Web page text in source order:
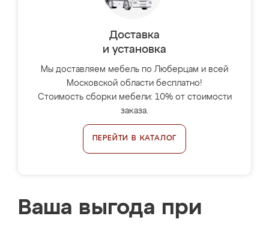
Доставка
и установка
Мы доставляем мебель по Люберцам и всей
Московской области бесплатно!
Стоимость сборки мебели: 10% от стоимости
заказа.
ПЕРЕЙТИ В КАТАЛОГ
Ваша выгода при